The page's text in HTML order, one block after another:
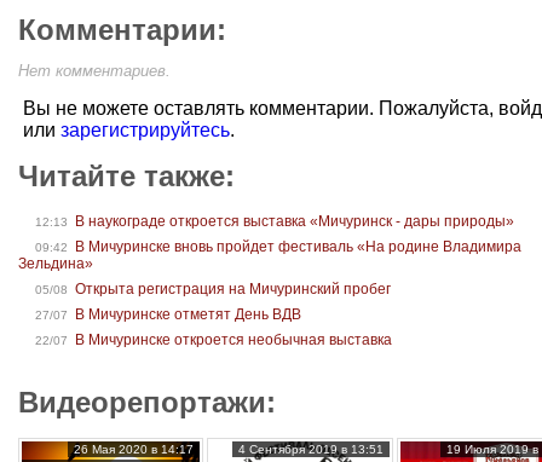
Комментарии:
Нет комментариев.
Вы не можете оставлять комментарии. Пожалуйста,
или зарегистрируйтесь.
Читайте также:
12:13 В наукограде откроется выставка «Мичуринск - дары природы»
09:42
В Мичуринске вновь пройдет фестиваль «На родине Владимира
Зельдина»
05/08 Открыта регистрация на Мичуринский пробег
27/07 В Мичуринске отметят День ВДВ
22/07 В Мичуринске откроется необычная выставка
Видеорепортажи:
26 Мая 2020 в 14:17 4 Сентября 2019 в 13:51 19 Июля 2019 в